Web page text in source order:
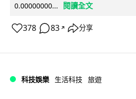
0.00000000...
閱讀全文
378 83 ↗ 分享
科技娛樂 生活科技 旅遊